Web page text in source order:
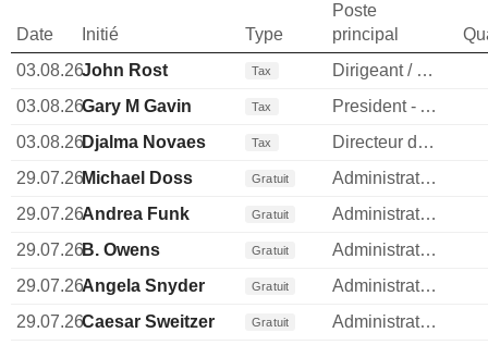
Date Initié Type
Poste
principal
03.08.26John Rost Tax
Dirigeant / cadre principal
03.08.26Gary M Gavin Tax
President - Americas Division
03.08.26Djalma Novaes Tax
Directeur des operations
29.07.26Michael Doss Gratuit
Administrateur
29.07.26Andrea Funk Gratuit
Administrateur
29.07.26B. Owens Gratuit
Administrateur
29.07.26Angela Snyder Gratuit
Administrateur
29.07.26Caesar Sweitzer Gratuit
Administrateur